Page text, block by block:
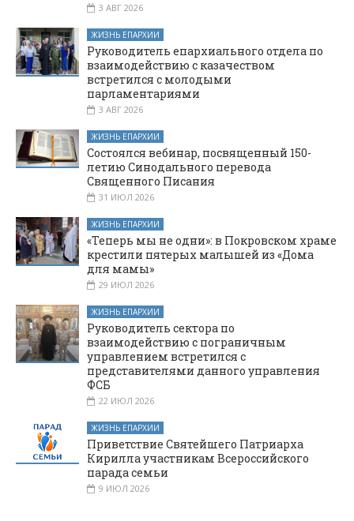
3 АВГ 2026
ЖИЗНЬ ЕПАРХИИ
Руководитель епархиального отдела по
взаимодействию с казачеством
встретился с молодыми
парламентариями
3 АВГ 2026
ЖИЗНЬ ЕПАРХИИ
Состоялся вебинар, посвященный 150-
летию Синодального перевода
Священного Писания
31 ИЮЛ 2026
ЖИЗНЬ ЕПАРХИИ
«Теперь мы не одни»: в Покровском храме
крестили пятерых малышей из «Дома
для мамы»
29 ИЮЛ 2026
ЖИЗНЬ ЕПАРХИИ
Руководитель сектора по
взаимодействию с пограничным
управлением встретился с
представителями данного управления
ФСБ
22 ИЮЛ 2026
ЖИЗНЬ ЕПАРХИИ
Приветствие Святейшего Патриарха
Кирилла участникам Всероссийского
парада семьи
9 ИЮЛ 2026